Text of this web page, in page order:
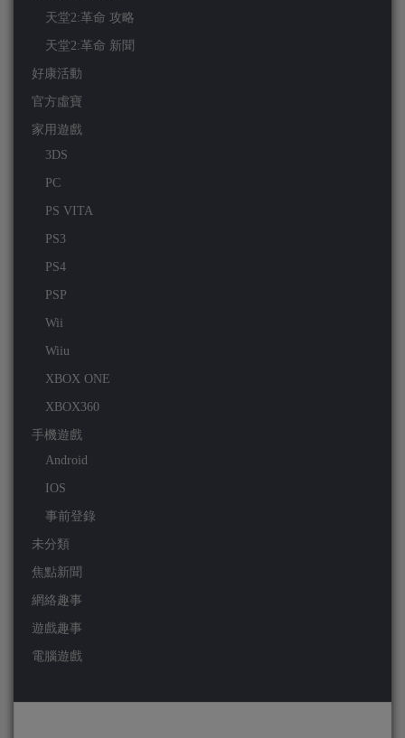
天堂2:革命 攻略
天堂2:革命 新聞
好康活動
官方虛寶
家用遊戲
3DS
PC
PS VITA
PS3
PS4
PSP
Wii
Wiiu
XBOX ONE
XBOX360
手機遊戲
Android
IOS
事前登錄
未分類
焦點新聞
網絡趣事
遊戲趣事
電腦遊戲